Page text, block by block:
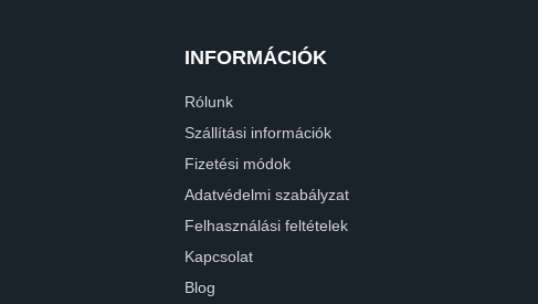
INFORMÁCIÓK
Rólunk
Szállítási információk
Fizetési módok
Adatvédelmi szabályzat
Felhasználási feltételek
Kapcsolat
Blog